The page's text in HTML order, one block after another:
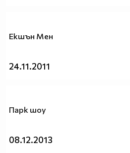
Екшън Мен
24.11.2011
Парк шоу
08.12.2013